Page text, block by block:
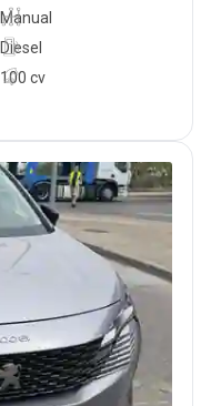
Manual
100 cv
Diesel